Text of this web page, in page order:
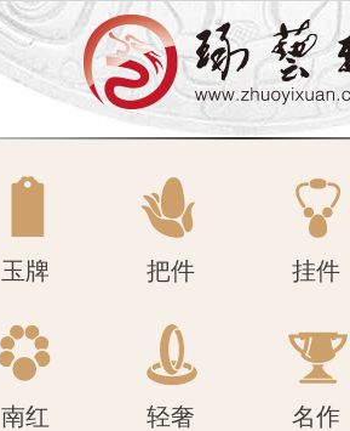
南红 轻奢 名作
玉牌 把件 挂件
南红 轻奢 名作